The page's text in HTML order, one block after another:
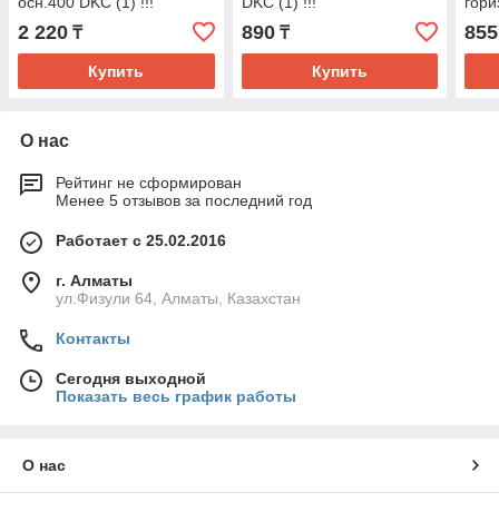
2 220 ₸
Купить
890₸
Купить
855
О нас
Рейтинг не сформирован
Менее 5 отзывов за последний год
Работает с 25.02.2016
г. Алматы
ул.Физули 64, Алматы, Казахстан
Контакты
Сегодня выходной
Показать весь график работы
О нас